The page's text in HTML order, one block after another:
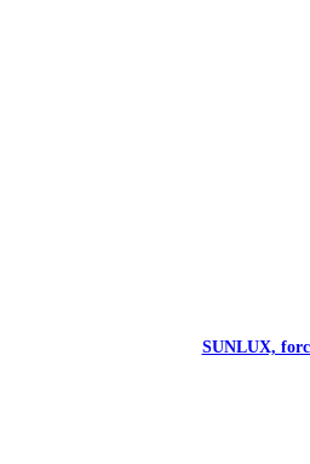
SUNLUX,